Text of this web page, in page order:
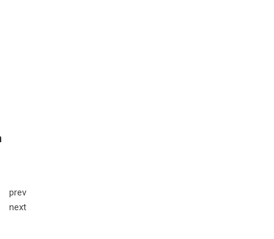
prev
next